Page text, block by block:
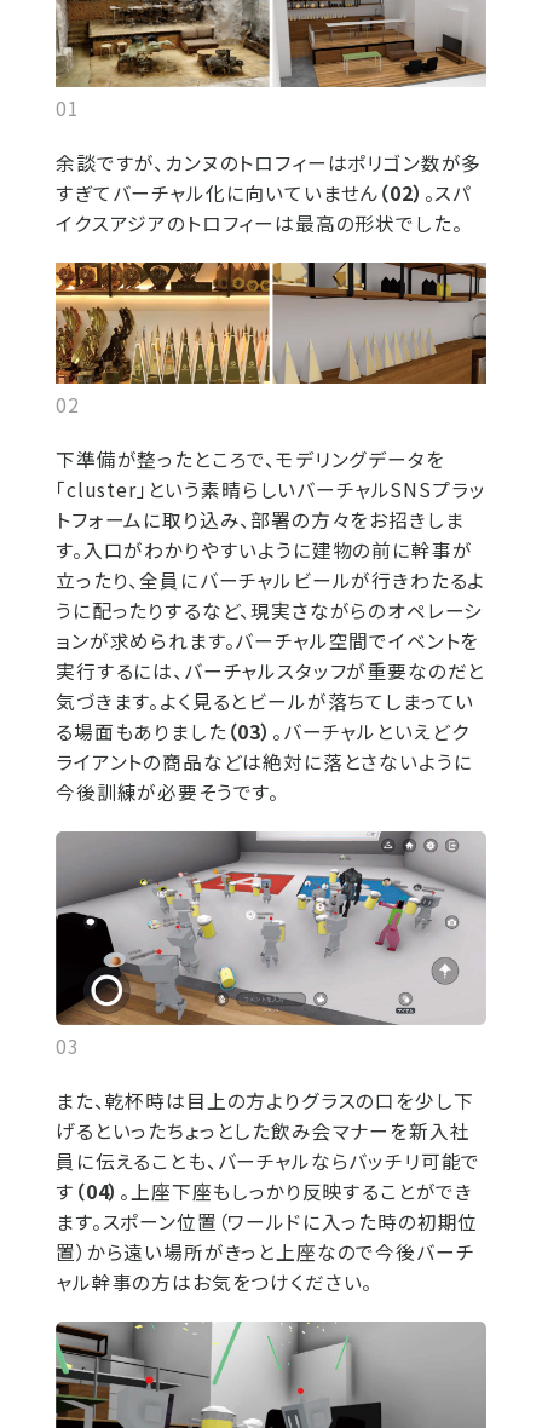
01
余談ですが、カンヌのトロフィーはポリゴン数が多
すぎてバーチャル化に向いていません（02） 。スパ
イクスアジアのトロフィーは最高の形状でした。
02
下準備が整ったところで、モデリングデータを
「cluster」という素晴らしいバーチャルSNSプラッ
トフォームに取り込み、部署の方々をお招きしま
す。入口がわかりやすいように建物の前に幹事が
立ったり、全員にバーチャルビールが行きわたるよ
うに配ったりするなど、現実さながらのオペレーシ
ョンが求められます。バーチャル空間でイベントを
実行するには、バーチャルスタッフが重要なのだと
気づきます。よく見るとビールが落ちてしまってい
る場面もありました （03） 。バーチャルといえどク
ライアントの商品などは絶対に落とさないように
今後訓練が必要そうです。
03
また、乾杯時は目上の方よりグラスの口を少し下
げるといったちょっとした飲み会マナーを新入社
員に伝えることも、バーチャルならバッチリ可能で
す （04） 。上座下座もしっかり反映することができ
ます。スポーン位置（ワールドに入った時の初期位
置）から遠い場所がきっと上座なので今後バーチ
ャル幹事の方はお気をつけください。